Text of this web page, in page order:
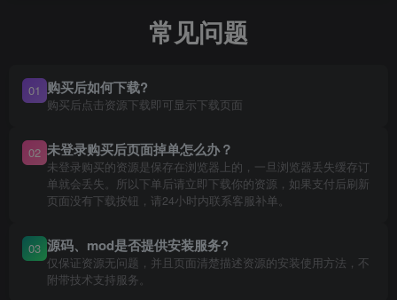
常见问题
01 购买后如何下载?
购买后点击资源下载即可显示下载页面
02 未登录购买后页面掉单怎么办？
未登录购买的资源是保存在浏览器上的，一旦浏览器丢失缓存订
单就会丢失。所以下单后请立即下载你的资源，如果支付后刷新
页面没有下载按钮，请24小时内联系客服补单。
03 源码、mod是否提供安装服务?
仅保证资源无问题，并且页面清楚描述资源的安装使用方法，不
附带技术支持服务。